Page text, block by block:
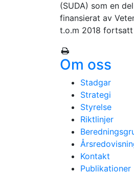
(SUDA) som en
finansierat av
t.o.m 2018
Om oss
Stadgar
Strategi
Styrelse
Riktlinjer
Kontakt
Publikationer